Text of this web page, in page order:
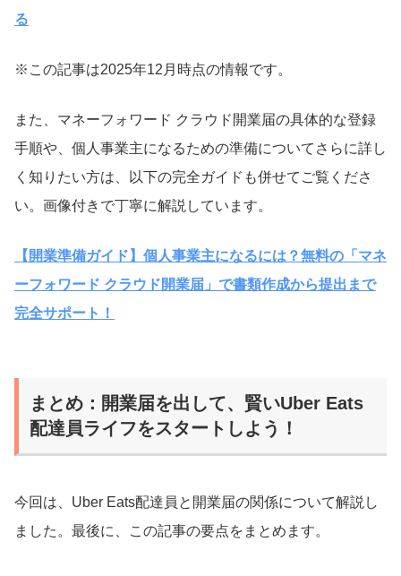
る
※この記事は2025年12月時点の情報です。
また、マネーフォワード クラウド開業届の具体的な登録
手順や、個人事業主になるための準備についてさらに詳し
く知りたい方は、以下の完全ガイドも併せてご覧くださ
い。画像付きで丁寧に解説しています。
【開業準備ガイド】個人事業主になるには？無料の「マネ
ーフォワード クラウド開業届」で書類作成から提出まで
完全サポート！
まとめ：開業届を出して、賢いUber Eats
配達員ライフをスタートしよう！
今回は、Uber Eats配達員と開業届の関係について解説し
ました。最後に、この記事の要点をまとめます。